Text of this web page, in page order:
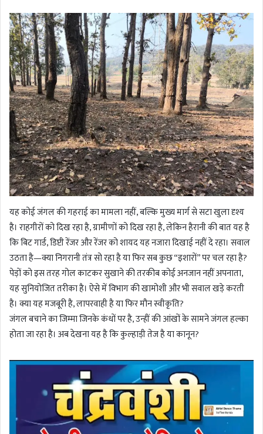
यह कोई जंगल की गहराई का मामला नहीं, बल्कि मुख्य मार्ग से सटा खुला दृश्य
है। राहगीरों को दिख रहा है, ग्रामीणों को दिख रहा है, लेकिन हैरानी की बात यह है
कि बिट गार्ड, डिप्टी रेंजर और रेंजर को शायद यह नजारा दिखाई नहीं दे रहा। सवाल
उठता है—क्या निगरानी तंत्र सो रहा है या फिर सब कुछ “इशारों” पर चल रहा है?
पेड़ों को इस तरह गोल काटकर सुखाने की तरकीब कोई अनजान नहीं अपनाता,
यह सुनियोजित तरीका है। ऐसे में विभाग की खामोशी और भी सवाल खड़े करती
है। क्या यह मजबूरी है, लापरवाही है या फिर मौन स्वीकृति?
जंगल बचाने का जिम्मा जिनके कंधों पर है, उन्हीं की आंखों के सामने जंगल हल्का
होता जा रहा है। अब देखना यह है कि कुल्हाड़ी तेज है या कानून?